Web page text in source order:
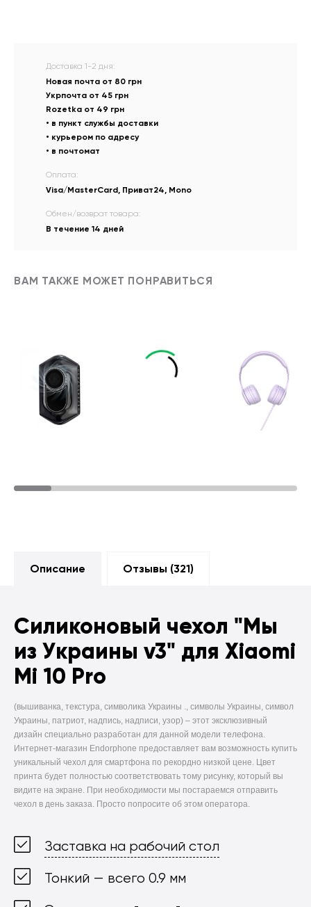
Доставка 1-2 дня:
Новая почта от 80 грн
Укрпочта от 45 грн
Rozetka от 49 грн
• в пункт службы доставки
• курьером по адресу
• в почтомат
Оплата:
Visa/MasterCard, Приват24, Mono
Обмен/возврат товара:
В течение 14 дней
ВАМ ТАКЖЕ МОЖЕТ ПОНРАВИТЬСЯ
Описание Отзывы (321)
Силиконовый чехол "Мы
из Украины v3" для Xiaomi
Mi 10 Pro
(вышиванка, текстура, символика Украины ., символы Украины, символ
Украины, патриот, надпись, надписи, узор) – этот эксклюзивный
дизайн специально разработан для данной модели телефона.
Интернет-магазин Endorphone предоставляет вам возможность купить
уникальный чехол для смартфона по рекордно низкой цене. Цвет
принта будет полностью соответствовать тому рисунку, который вы
видите на экране. При необходимости мы постараемся отправить
чехол в день заказа. Просто попросите об этом оператора.
Заставка на рабочий стол
Тонкий — всего 0.9 мм